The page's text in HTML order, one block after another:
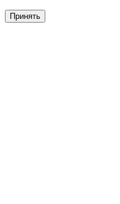
Принять